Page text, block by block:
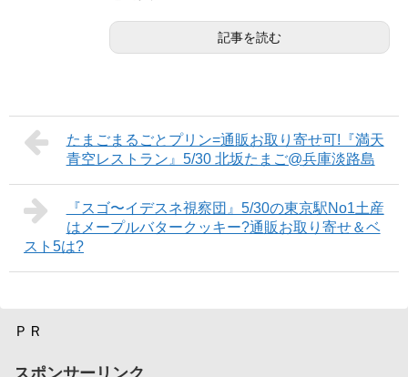
記事を読む
たまごまるごとプリン=通販お取り寄せ可!『満天
青空レストラン』5/30 北坂たまご@兵庫淡路島
『スゴ〜イデスネ視察団』5/30の東京駅No1土産
はメープルバタークッキー?通販お取り寄せ＆ベ
スト5は?
ＰＲ
スポンサーリンク